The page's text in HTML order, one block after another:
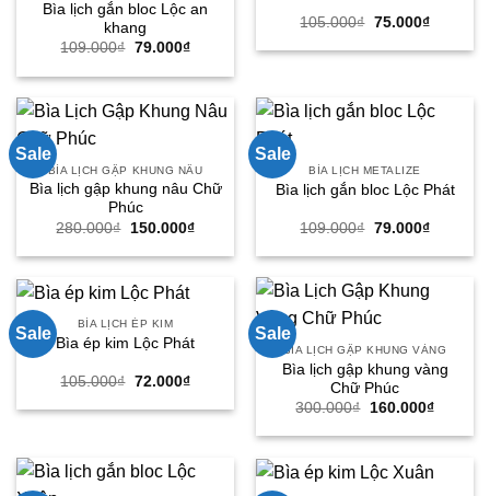
Bìa lịch gắn bloc Lộc an
khang
109.000₫ Giá
là:
79.000₫Giá
tại
79.000₫.
105.000₫ Giá
là:
75.000₫Giá
tại
Sale
BÌA LỊCH GẬP KHUNG NÂU
Bìa lịch gập khung nâu Chữ
Phúc
280.000₫
Giá
là:
150.000₫Giá
tại
150.000₫.
Sale
BÌA LỊCH METALIZE
Bìa lịch gắn bloc Lộc Phát
109.000₫ Giá
là:
79.000₫Giá
tại
79.000₫.
Sale
BÌA LỊCH ÉP KIM
Bìa ép kim Lộc Phát
105.000₫ Giá
là:
72.000₫Giá
tại
Sale
BÌA LỊCH GẬP KHUNG VÀNG
Bìa lịch gập khung vàng
Chữ Phúc
300.000₫
Giá
là:
160.000₫Giá
tại